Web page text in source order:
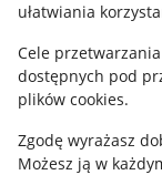
ułatwiania
Cele
dostępnych pod
plików cookies.
Zgodę wyrażasz
Możesz ją w
Ustawienia plików
Udostępnianie
Informacje dla
Pobierz aplikację